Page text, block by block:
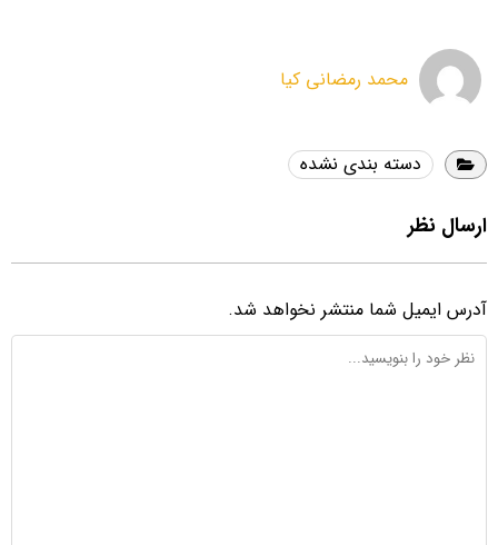
محمد رمضانی کیا
دسته بندی نشده
ارسال نظر
آدرس ایمیل شما منتشر نخواهد شد.